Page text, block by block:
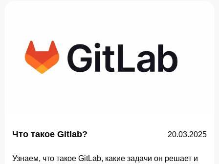
Что такое Gitlab? 20.03.2025
Узнаем, что такое GitLab, какие задачи он решает и